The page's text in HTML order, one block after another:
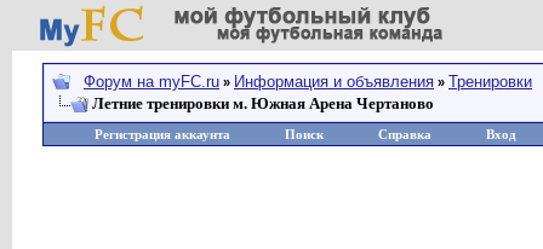
Форум на myFC.ru » Информация и объявления » Тренировки
Летние тренировки м. Южная Арена Чертаново
Регистрация аккаунта Поиск Справка Вход